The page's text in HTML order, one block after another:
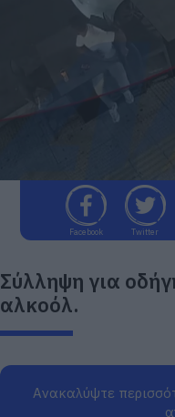
Facebook Twitter
Σύλληψη για
αλκοόλ.
Ανακαλύψτε